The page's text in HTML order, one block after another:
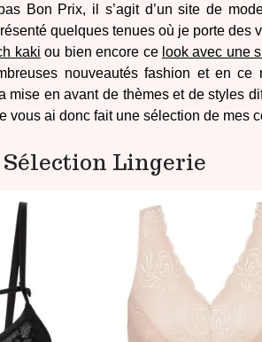
Bon Prix, il s’agit d’un site de
quelques tenues où je porte des
kaki ou bien encore ce look avec une
nouveautés fashion et en ce
mise en avant de thèmes et de styles
vous ai donc fait une sélection de mes
Sélection Lingerie